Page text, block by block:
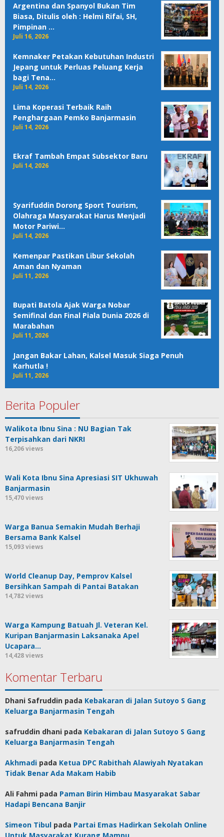
Argentina dan Spanyol Bukan Tim
Biasa, Ditulis oleh : Helmi Rifai, SH,
Pimpinan …
Juli 16, 2026
Kemnaker Petakan Kebutuhan Industri
Jepang untuk Perluas Peluang Kerja
bagi Tena…
Juli 14, 2026
Lima Koperasi Terbaik Raih
Penghargaan Pemko Banjarmasin
Juli 14, 2026
Ekraf Tambah Empat Subsektor Baru
Juli 14, 2026
Syarifuddin Dorong Sport Tourism,
Olahraga Masyarakat Harus Menjadi
Motor Pariwi…
Juli 14, 2026
Kemenpar Pastikan Libur Sekolah
Aman dan Nyaman
Juli 11, 2026
Bupati Batola Ajak Warga Nobar
Semifinal dan Final Piala Dunia 2026 di
Marabahan
Juli 11, 2026
Jangan Bakar Lahan, Kalsel Masuk Siaga Penuh
Karhutla !
Juli 11, 2026
Berita Populer
Walikota Ibnu Sina : NU Bagian Tak
Terpisahkan dari NKRI
16,206 views
Wali Kota Ibnu Sina Apresiasi SIT Ukhuwah
Banjarmasin
15,470 views
Warga Banua Semakin Mudah Berhaji
Bersama Bank Kalsel
15,093 views
World Cleanup Day, Pemprov Kalsel
Bersihkan Sampah di Pantai Batakan
14,782 views
Warga Kampung Batuah Jl. Veteran Kel.
Kuripan Banjarmasin Laksanaka Apel
Ucapara…
14,428 views
Komentar Terbaru
Dhani Safruddin pada Kebakaran di Jalan Sutoyo S Gang
Keluarga Banjarmasin Tengah
safruddin dhani pada Kebakaran di Jalan Sutoyo S Gang
Keluarga Banjarmasin Tengah
Akhmadi pada Ketua DPC Rabithah Alawiyah Nyatakan
Tidak Benar Ada Makam Habib
Ali Fahmi pada Paman Birin Himbau Masyarakat Sabar
Hadapi Bencana Banjir
Simeon Tibul pada Partai Emas Hadirkan Sekolah Online